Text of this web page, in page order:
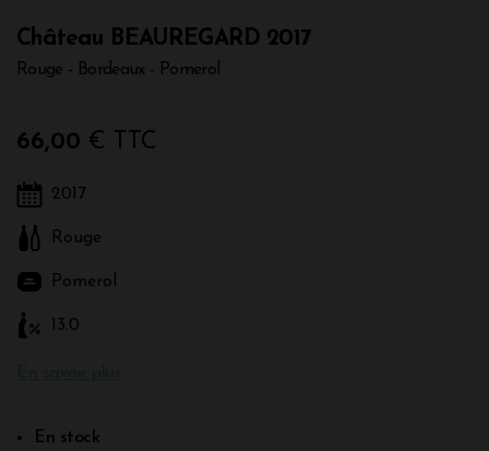
Château BEAUREGARD 2017
Rouge - Bordeaux - Pomerol
66,00 € TTC
2017
Rouge
Pomerol
13.0
En stock